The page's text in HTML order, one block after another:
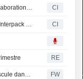
Metsä Board et Heidelberger Druckmaschinen AG concluent une collaboration stratégique pour accroître la valeur client dans le secteur de l'emballage CI
Metsä Board présentera sa solution en fibre moulée Muoto au salon Interpack 2026 CI
RE
Metsä Board : recul du chiffre d'affaires plus marqué que prévu et bascule dans le rouge (actualisé) FW